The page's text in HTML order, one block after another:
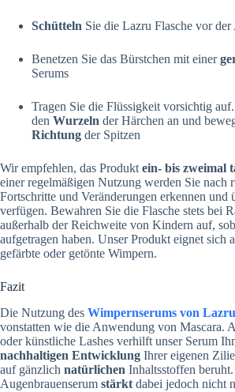
Schütteln Sie die Lazru Flasche vor
Benetzen Sie das Bürstchen mit einer
Serums
Tragen Sie die Flüssigkeit vorsichtig
den Wurzeln der Härchen an und
Richtung der Spitzen
Wir empfehlen, das Produkt ein- bis zweimal
einer regelmäßigen Nutzung werden Sie nach
Fortschritte und Veränderungen erkennen und
verfügen. Bewahren Sie die Flasche stets bei
außerhalb der Reichweite von Kindern auf,
aufgetragen haben. Unser Produkt eignet sich
gefärbte oder getönte Wimpern.
Fazit
Die Nutzung des Wimpernserums von Lazru
vonstatten wie die Anwendung von Mascara.
oder künstliche Lashes verhilft unser Serum
nachhaltigen Entwicklung Ihrer eigenen
auf gänzlich natürlichen Inhaltsstoffen
Augenbrauenserum stärkt dabei jedoch nicht